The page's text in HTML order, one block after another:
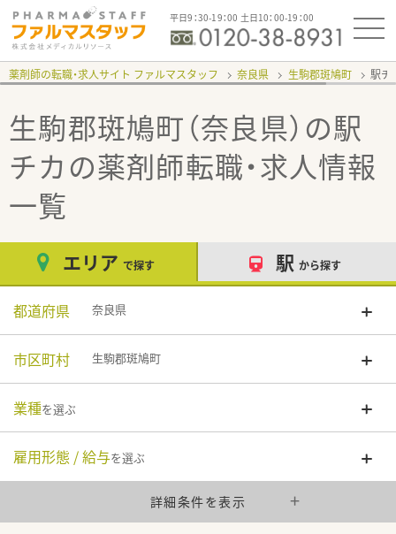
平日9：30-19：00 土日10：00-19：00
薬剤師の転職・求人サイト ファルマスタッフ 奈良県 生駒郡斑鳩町 駅
生駒郡斑鳩町（奈良県）の駅
チカの薬剤師転職・求人情報
一覧
エリア で探す 駅 から探す
都道府県 奈良県
市区町村 生駒郡斑鳩町
業種を選ぶ
雇用形態 / 給与を選ぶ
詳細条件を表示